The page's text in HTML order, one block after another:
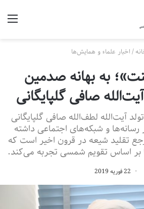
/اخبار علماء و همایش‌ها
به بهانه صدمین
صافی گلپایگانی
آیت‌الله لطف‌الله صافی گلپایگانی
رسانه‌ها و شبکه‌های اجتماعی داشته
تقلید شیعه در قرون اخیر است که
بر اساس تقویم شمسی تجربه می‌کند.
22 فوریه 2019